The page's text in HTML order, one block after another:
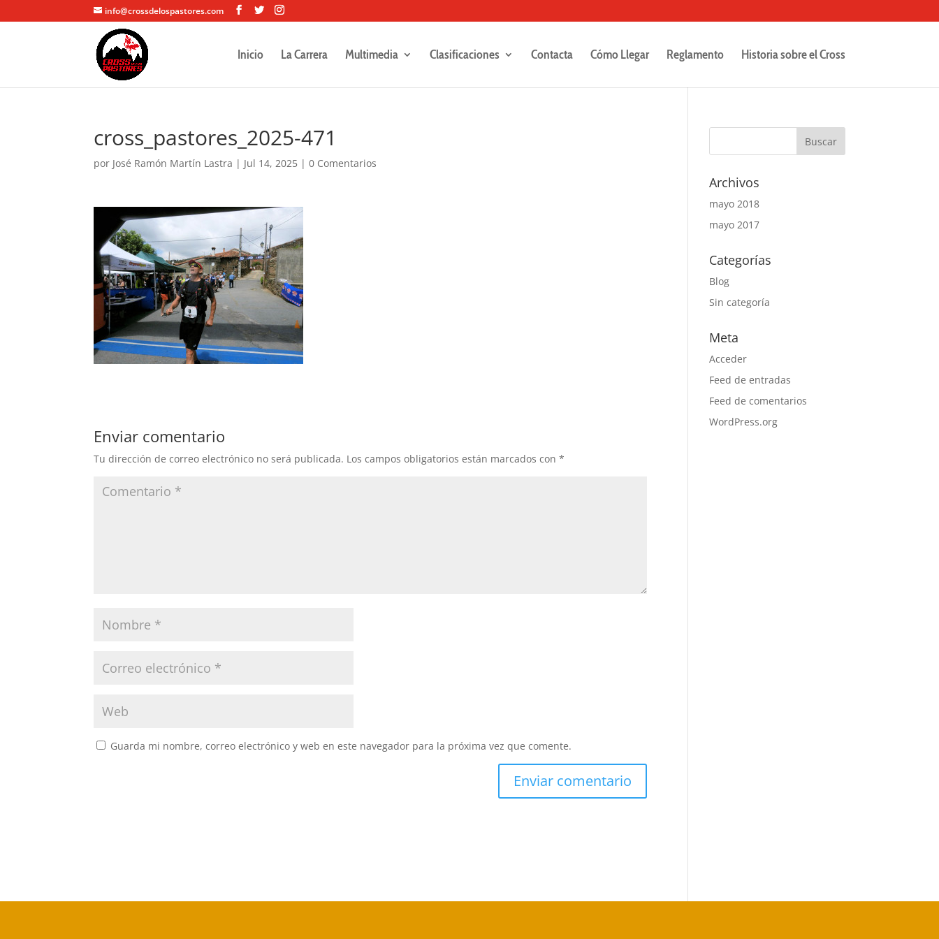
info@crossdelospastores.com
Inicio La Carrera Multimedia Clasificaciones Contacta Cómo Llegar Reglamento Historia sobre el Cross
cross_pastores_2025-471
por José Ramón Martín Lastra | Jul 14, 2025 |0 Comentarios
Enviar comentario
Tu dirección de correo electrónico no será publicada. Los campos obligatorios están marcados con*
Guarda mi nombre, correo electrónico y web en este navegador para la próxima vez que comente.
Archivos
mayo 2018
mayo 2017
Categorías
Blog
Sin categoría
Meta
Acceder
Feed de entradas
Feed de comentarios
WordPress.org